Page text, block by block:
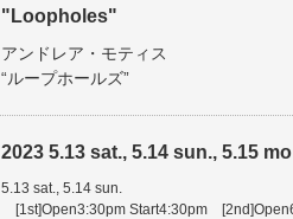
"Loopholes"
アンドレア・モティス
“ループホールズ”
2023 5.13 sat., 5.14 sun., 5.15
5.13 sat., 5.14 sun.
[1st]Open3:30pm Start4:30pm